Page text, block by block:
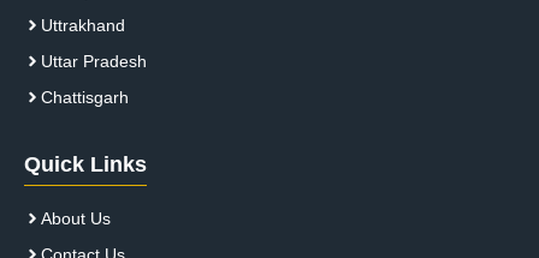
Uttrakhand
Uttar Pradesh
Chattisgarh
Quick Links
About Us